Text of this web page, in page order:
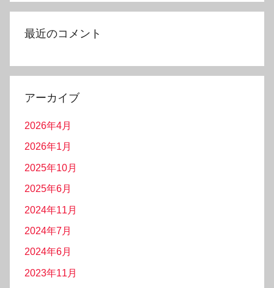
最近のコメント
アーカイブ
2026年4月
2026年1月
2025年10月
2025年6月
2024年11月
2024年7月
2024年6月
2023年11月